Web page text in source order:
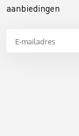
aanbiedingen